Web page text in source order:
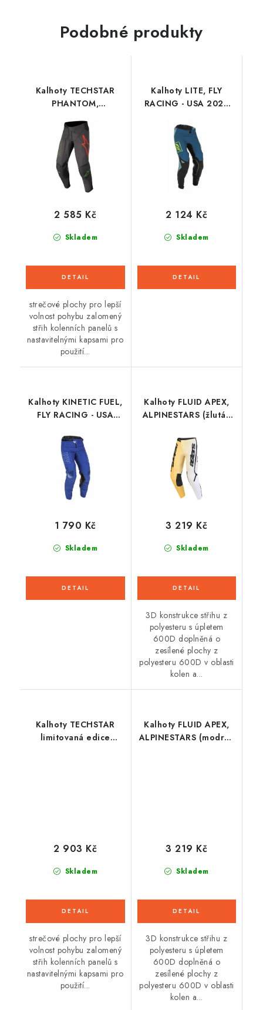
Podobné produkty
Kalhoty TECHSTAR
PHANTOM,
antracit/zelená neon)
Skladem
2 585 Kč
strečové plochy pro lepší
volnost pohybu zalomený
střih kolenních panelů s
nastavitelnými kapsami pro
použití...
Kalhoty LITE, FLY
RACING - USA 2022
Skladem
2 124 Kč
Kalhoty KINETIC FUEL,
FLY RACING - USA
Skladem
1 790 Kč
Kalhoty FLUID APEX,
ALPINESTARS (žlutá/
Skladem
3 219 Kč
3D konstrukce střihu z
polyesteru s úpletem
600D doplněná o
zesílené plochy z
polyesteru 600D v oblasti
kolen a...
Kalhoty TECHSTAR
limitovaná edice
Skladem
2 903 Kč
strečové plochy pro lepší
volnost pohybu zalomený
střih kolenních panelů s
nastavitelnými kapsami pro
použití...
Kalhoty FLUID APEX,
ALPINESTARS (modrá/
Skladem
3 219 Kč
3D konstrukce střihu z
polyesteru s úpletem
600D doplněná o
zesílené plochy z
polyesteru 600D v oblasti
kolen a...